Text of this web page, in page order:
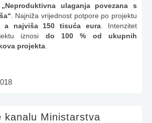
ulaganja povezana s
. Najniža vrijednost potpore po projektu
a najviša 150 tisuća eura . Intenzitet
iznosi do 100 % od ukupnih
projekta
kanalu Ministarstva